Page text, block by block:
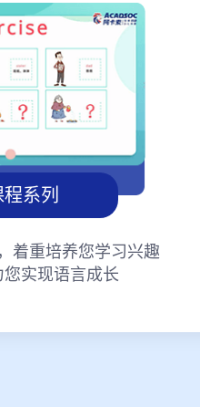
系列
着重培养您学习兴趣
实现语言成长